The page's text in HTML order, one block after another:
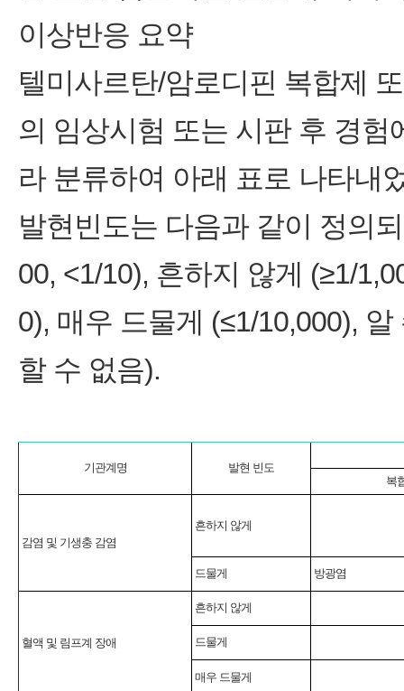
이상반응 요약
텔미사르탄/암로디핀 복합제
의 임상시험 또는 시판 후 경
라 분류하여 아래 표로 나타내
발현빈도는 다음과 같이 정의
00, <1/10), 흔하지 않게 (≥1/
0), 매우 드물게 (≤1/10,000),
할 수 없음).
기관계명
발현 빈도
복
감염 및 기생충 감염
흔하지 않게
드물게 방광염
혈액 및 림프계 장애
흔하지 않게
드물게
매우 드물게